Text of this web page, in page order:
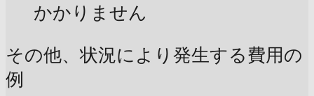
かかりません
その他、状況により発生する費用の
例